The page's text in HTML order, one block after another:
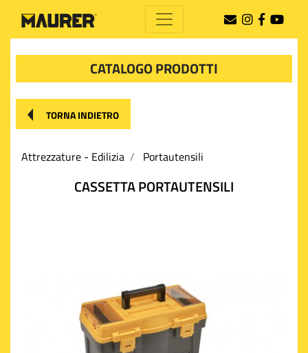
CATALOGO PRODOTTI
TORNA INDIETRO
Attrezzature - Edilizia Portautensili
CASSETTA PORTAUTENSILI